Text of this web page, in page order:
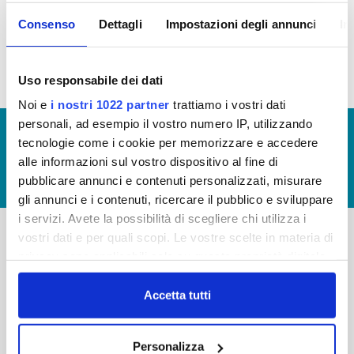
Consenso Dettagli Impostazioni degli annunci
Uso responsabile dei dati
Noi e i nostri 1022 partner trattiamo i vostri dati
personali, ad esempio il vostro numero IP, utilizzando
tecnologie come i cookie per memorizzare e accedere
alle informazioni sul vostro dispositivo al fine di
pubblicare annunci e contenuti personalizzati, misurare
gli annunci e i contenuti, ricercare il pubblico e sviluppare
i servizi. Avete la possibilità di scegliere chi utilizza i
vostri dati e per quali scopi. Le vostre scelte in materia di
in cui avete effettuato le vostre scelte. È possibile
modificare o revocare il proprio consenso in qualsiasi
momento dalla Dichiarazione sui cookie o facendo clic
Accetta tutti
Personalizza
© Copyright 2017 - 2026
GLOSSARIO
GIUDICA IL SERVIZIO
LAVORA CON NOI
-
50126 Fi
-
FAQ
PRIVACY POLICY